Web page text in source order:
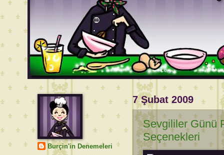
7 Şubat 2009
Sevgililer Günü
Seçenekleri
Burçin'in Denemeleri